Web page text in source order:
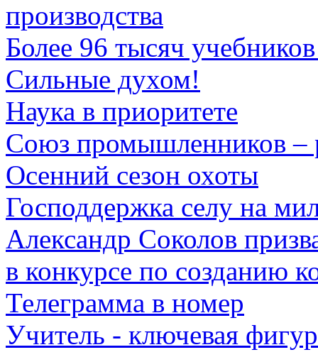
производства
Более 96 тысяч
Сильные духом!
Наука в приоритете
Союз промышленников –
Осенний сезон охоты
Господдержка селу на
Александр Соколов
в конкурсе по созданию
Телеграмма в номер
Учитель - ключевая